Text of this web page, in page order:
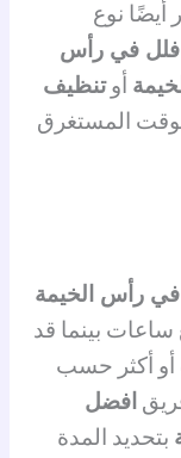
أيضًا نوع
في رأس
أوتنظيف
المستغرق
رأس الخيمة
بينما قد
أو أكثر حسب
افضل
بتحديد المدة